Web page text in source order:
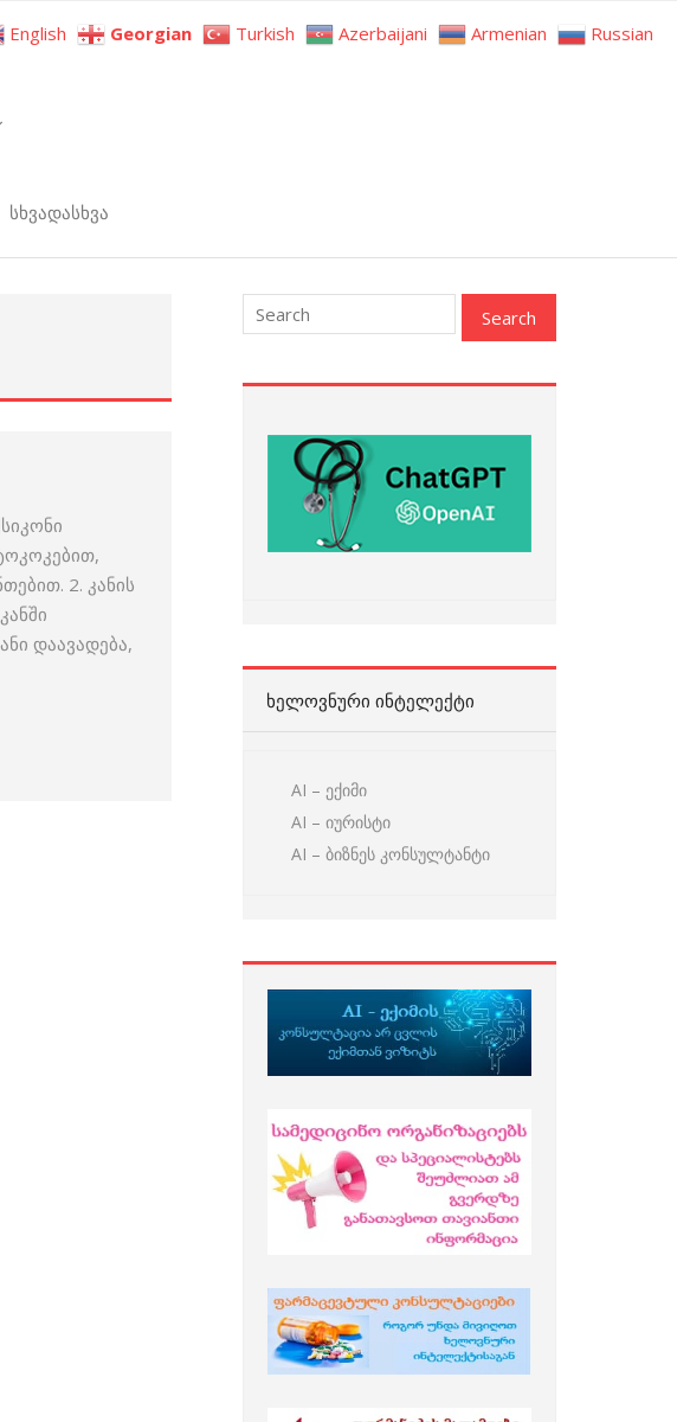
სხვადასხვა
2. კანის
დაავადება,
ᲮᲔᲚᲝᲕᲜᲣᲠᲘ ᲘᲜᲢᲔᲚᲔᲥᲢᲘ
AI – ექიმი
AI – იურისტი
AI – ბიზნეს კონსულტანტი
English Georgian Turkish Azerbaijani Armenian Russian